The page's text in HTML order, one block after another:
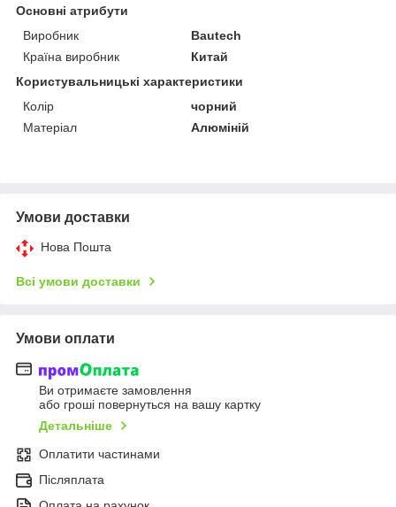
Основні атрибути
Виробник
Bautech
Країна виробник
Китай
Користувальницькі характеристики
Колір
чорний
Матеріал
Алюміній
Умови доставки
Нова Пошта
Всі умови доставки
Умови оплати
Ви отримаєте замовлення
або гроші повернуться на вашу картку
Детальніше
Оплатити частинами
Післяплата